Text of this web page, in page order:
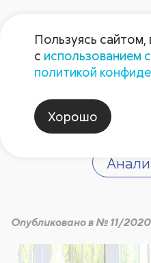
Главный
Опубликовано в № 11/2020
Пользуясь
с использованием
политикой
Хорошо